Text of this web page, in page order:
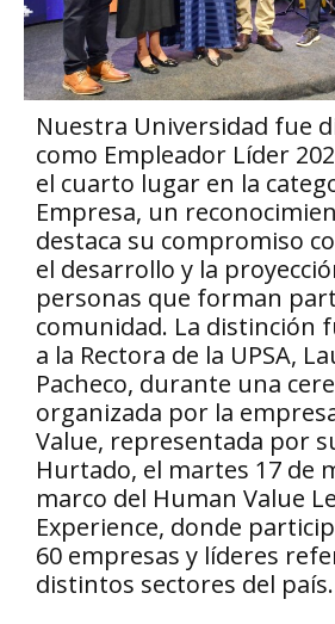
Nuestra Universidad fue
como Empleador Líder
el cuarto lugar en la
Empresa, un
destaca su compromiso
el desarrollo y la
personas que forman
comunidad. La distinción
a la Rectora de la UPSA,
Pacheco, durante una
organizada por la
Value, representada por
Hurtado, el martes 17 de
marco del Human Value
Experience, donde
60 empresas y líderes
distintos sectores del país.